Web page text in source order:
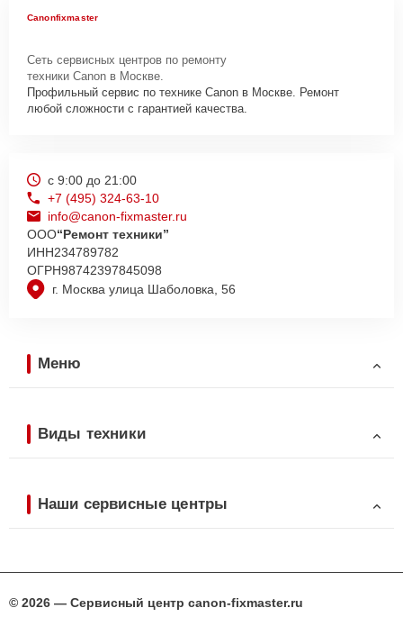
Canonfixmaster
Сеть сервисных центров по ремонту
техники Canon в Москве.
Профильный сервис по технике Canon в Москве. Ремонт
любой сложности с гарантией качества.
г. Москва улица Шаболовка, 56
с 9:00 до 21:00
+7 (495) 324-63-10
info@canon-fixmaster.ru
ООО“Ремонт техники”
ИНН234789782
ОГРН98742397845098
Меню
Виды техники
Наши сервисные центры
© 2026 — Сервисный центр canon-fixmaster.ru